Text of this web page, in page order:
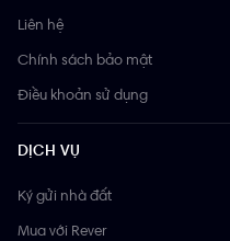
Liên hệ
Chính sách bảo mật
Điều khoản sử dụng
DỊCH VỤ
Ký gửi nhà đất
Mua với Rever